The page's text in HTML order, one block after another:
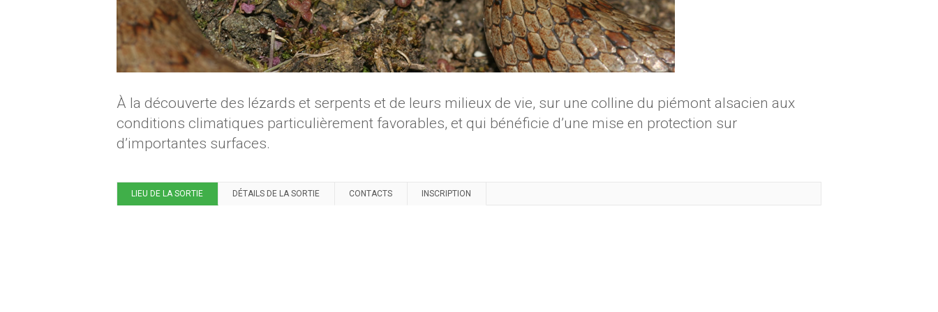
À la découverte des lézards et serpents et de leurs milieux de vie, sur une colline du piémont alsacien aux
conditions climatiques particulièrement favorables, et qui bénéficie d’une mise en protection sur
d’importantes surfaces.
LIEU DE LA SORTIE DÉTAILS DE LA SORTIE CONTACTS INSCRIPTION